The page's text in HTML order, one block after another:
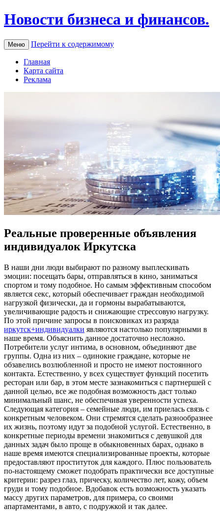
Новости бизнеса и финансов.
Меню Перейти к содержимому
Главная
Карта сайта
Реклама
Реальные проверенные объявления
индивидуалок Иркутска
В нaши дни люди выбирaют по разному выплескивать
эмоции: посещать бары, отправляться в кино, заниматься
спортом и тому подобное. Но самым эффективным способом
является секс, который обеспечивает граждан необходимой
нагрузкой физически, да и гормоны вырабатываются,
увеличивающие радость и снижающие стрессовую нагрузку.
По этой причине запросы в поисковиках из разряда
иркутск+индивидуалки являются настолько популярными в
наше время. Объяснить данное достаточно несложно.
Потребители услуг интима, в основном, объединяют две
группы. Одна из них – одинокие граждане, которые не
обзавелись возлюбленной и просто не имеют постоянного
контакта. Естественно, у всех существует функций посетить
ресторан или бар, в этом месте зазнакомиться с партнершей с
данной целью, все же подобная возможность даст только
минимальный шанс, не обеспечивая уверенности успеха.
Следующая категория – семейные люди, им приелась связь с
конкретным человеком. Они стремятся сделать разнообразнее
их жизнь, поэтому идут за подобной услугой. Естественно, в
конкретные периоды времени знакомиться с девушкой для
данных задач было проще в обыкновенных барах, однако в
наше время имеются специализированные проекты, которые
предоставляют проституток для каждого. Плюс пользователь
по-настоящему сможет подобрать практически все доступные
критерии: разрез глаз, прическу, количество лет, кожу, объем
груди и тому подобное. Вдобавок есть возможность указать
массу других параметров, для примера, со своими
апартаментами, в авто, с подружкой и так далее.